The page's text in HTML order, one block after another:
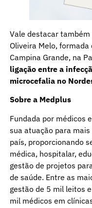
Vale destacar
Oliveira Melo,
Campina Grande, na
ligação entre a
microcefalia no
Sobre a Medplus
Fundada por médicos
sua atuação para
país, proporcionando
médica, hospitalar,
gestão de projetos
de saúde. Entre as
gestão de 5 mil leitos
mil médicos em